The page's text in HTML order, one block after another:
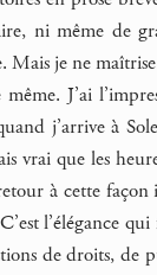
ni même de
Mais je ne maîtrise
J’ai
j’arrive à
vrai que les
à cette
l’élégance
de droits, de